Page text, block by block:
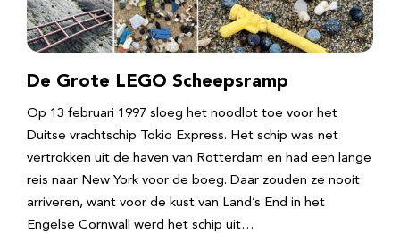
De Grote LEGO Scheepsramp
Op 13 februari 1997 sloeg het noodlot toe voor het
Duitse vrachtschip Tokio Express. Het schip was net
vertrokken uit de haven van Rotterdam en had een lange
reis naar New York voor de boeg. Daar zouden ze nooit
arriveren, want voor de kust van Land’s End in het
Engelse Cornwall werd het schip uit…